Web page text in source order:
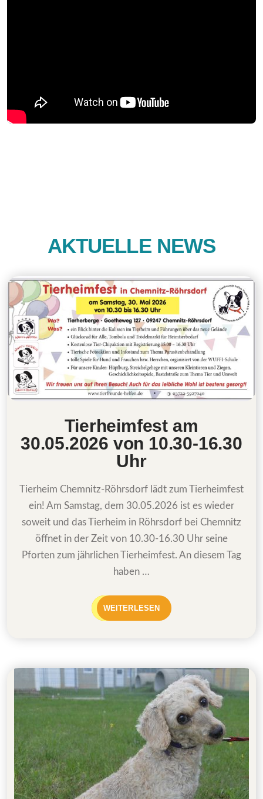
AKTUELLE NEWS
Tierheimfest am
30.05.2026 von 10.30-16.30
Uhr
Tierheim Chemnitz-Röhrsdorf lädt zum Tierheimfest
ein! Am Samstag, dem 30.05.2026 ist es wieder
soweit und das Tierheim in Röhrsdorf bei Chemnitz
öffnet in der Zeit von 10.30-16.30 Uhr seine
Pforten zum jährlichen Tierheimfest. An diesem Tag
haben …
WEITERLESEN